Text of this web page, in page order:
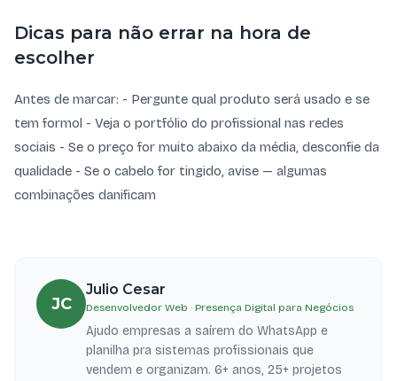
Dicas para não errar na hora de
escolher
Antes de marcar: - Pergunte qual produto será usado e se
tem formol - Veja o portfólio do profissional nas redes
sociais - Se o preço for muito abaixo da média, desconfie da
qualidade - Se o cabelo for tingido, avise — algumas
combinações danificam
JC
Julio Cesar
Desenvolvedor Web · Presença Digital para Negócios
Ajudo empresas a saírem do WhatsApp e
planilha pra sistemas profissionais que
vendem e organizam. 6+ anos, 25+ projetos